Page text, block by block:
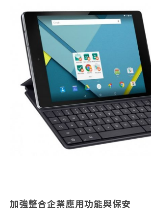
加強整合企業應用功能與保安